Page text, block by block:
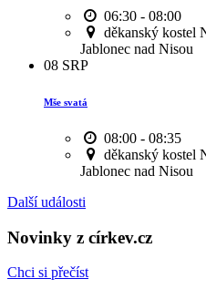
06:30 - 08:00
děkanský kostel
Jablonec nad Nisou
08 SRP
Mše svatá
08:00 - 08:35
děkanský kostel
Jablonec nad Nisou
Další události
Novinky z církev.cz
Chci si přečíst